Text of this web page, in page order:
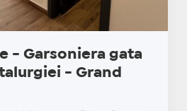
- Garsoniera gata
- Grand